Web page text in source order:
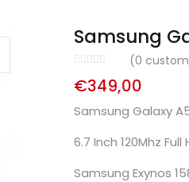
Samsung
(0
€349,00
Samsung Galaxy
6.7 Inch 120Mhz
Samsung Exynos